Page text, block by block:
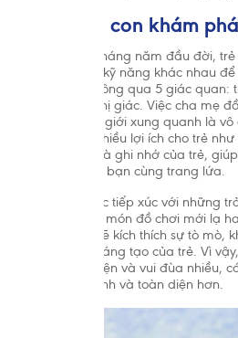
2.2. Cùng con khám
Trong những tháng năm đầu đời,
xây dựng các kỹ năng khác nhau
và cảm xúc thông qua 5 giác quan:
giác, vị giác, thị giác. Việc cha mẹ
khám phá thế giới xung quanh là
mang lại rất nhiều lợi ích cho trẻ
thức, học hỏi và ghi nhớ của trẻ,
hơn so với các bạn cùng trang lứa.
Thông qua việc tiếp xúc với những
quanh, những món đồ chơi mới lạ
của bố mẹ… sẽ kích thích sự tò mò,
và khả năng sáng tạo của trẻ. Vì
xuyên trò chuyện và vui đùa nhiều,
phát triển nhanh và toàn diện hơn.
Tổ chức Y Tế Thế Giới (WHO)
đến khi trẻ được 2 tuổi. Cho
trong 6 tháng đầu là không
nuôi con bằng sữa mẹ. Sau
sung phù hợp với lứa tuổi kết
bác sĩ để được tư vấn trước